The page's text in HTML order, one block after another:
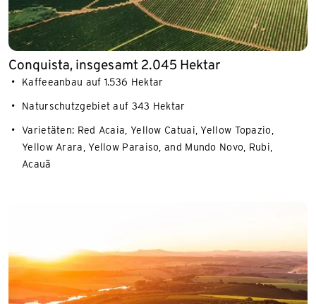
Conquista, insgesamt 2.045 Hektar
Kaffeeanbau auf 1.536 Hektar
Naturschutzgebiet auf 343 Hektar
Varietäten: Red Acaia, Yellow Catuai, Yellow Topazio,
Yellow Arara, Yellow Paraiso, and Mundo Novo, Rubi,
Acauã